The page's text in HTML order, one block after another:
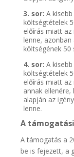
3. sor: A
költségtételek
előírás miatt
lenne,
költségének 50
4. sor: A
költségtételek
előírás miatt
annak
alapján az
lenne.
A
A támogatás a
be is fejezett, a